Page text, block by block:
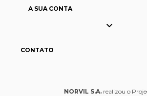
A SUA CONTA

CONTATO
NORVIL S.A.realizou o